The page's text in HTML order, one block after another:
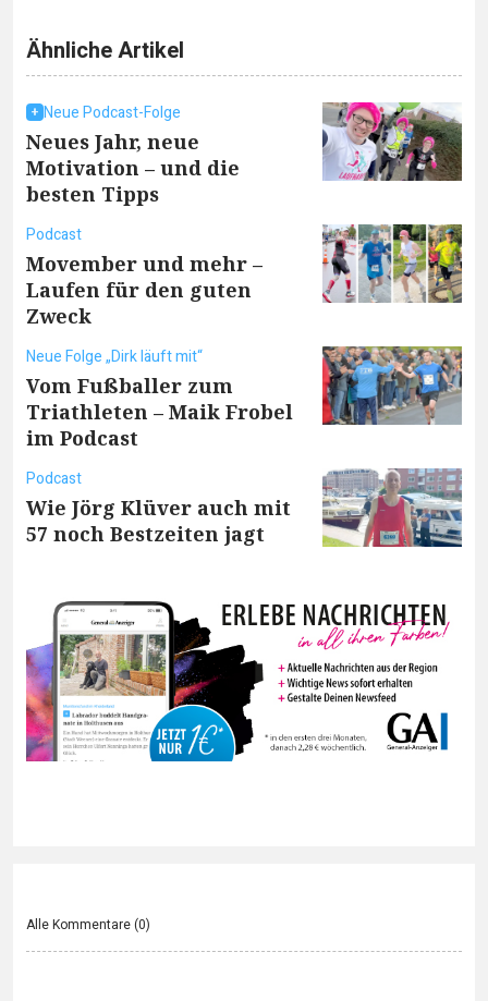
Ähnliche Artikel
Neue Podcast-Folge
Neues Jahr, neue
Motivation – und die
besten Tipps
Podcast
Movember und mehr –
Laufen für den guten
Zweck
Neue Folge „Dirk läuft mit“
Vom Fußballer zum
Triathleten – Maik Frobel
im Podcast
Podcast
Wie Jörg Klüver auch mit
57 noch Bestzeiten jagt
Alle Kommentare (0)